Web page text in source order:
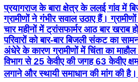
प्रयागराज के बारा क्षेत्र के ललई गांव में
ग्रामीणों ने गंभीर सवाल उठाए हैं।
चार महीनों में ट्रांसफार्मर आठ बार
परिवारों को बार-बार बिजली संकट का
अंधेरे के कारण ग्रामीणों में चिंता का
विभाग से 25 केवीए की जगह 63 केवीए
लगाने और स्थायी समाधान की मांग की